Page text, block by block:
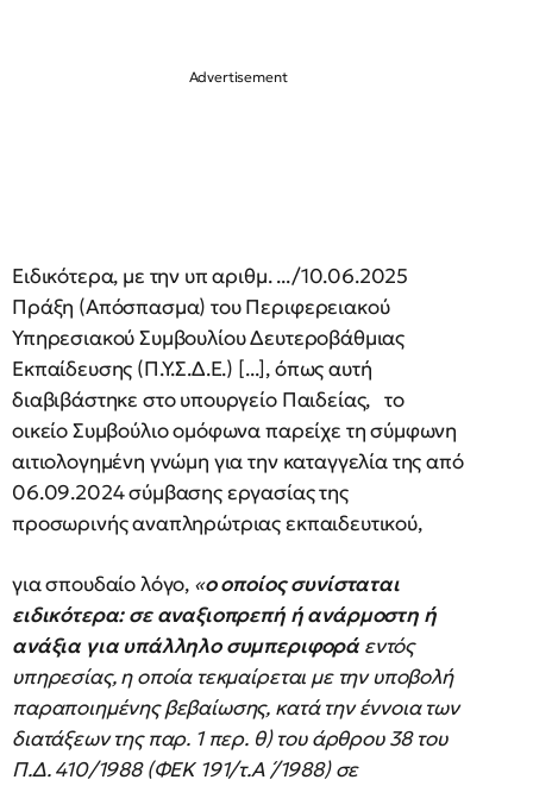
Ειδικότερα, με την υπ αριθμ. .../10.06.2025
Πράξη (Απόσπασμα) του Περιφερειακού
Υπηρεσιακού Συμβουλίου Δευτεροβάθμιας
Εκπαίδευσης (Π.Υ.Σ.Δ.Ε.) [...], όπως αυτή
διαβιβάστηκε στο υπουργείο Παιδείας, το
οικείο Συμβούλιο ομόφωνα παρείχε τη σύμφωνη
αιτιολογημένη γνώμη για την καταγγελία της από
06.09.2024 σύμβασης εργασίας της
προσωρινής αναπληρώτριας εκπαιδευτικού,
για σπουδαίο λόγο, «ο οποίος συνίσταται
ειδικότερα: σε αναξιοπρεπή ή ανάρμοστη ή
ανάξια για υπάλληλο συμπεριφοράεντός
υπηρεσίας, η οποία τεκμαίρεται με την υποβολή
παραποιημένης βεβαίωσης, κατά την έννοια των
διατάξεων της παρ. 1 περ. θ) του άρθρου 38 του
Π.Δ. 410/1988 (ΦΕΚ 191/τ.Α ́/1988) σε